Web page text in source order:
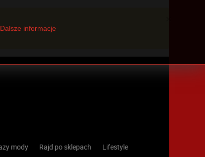
mody Rajd po sklepach Lifestyle
Dalsze informacje